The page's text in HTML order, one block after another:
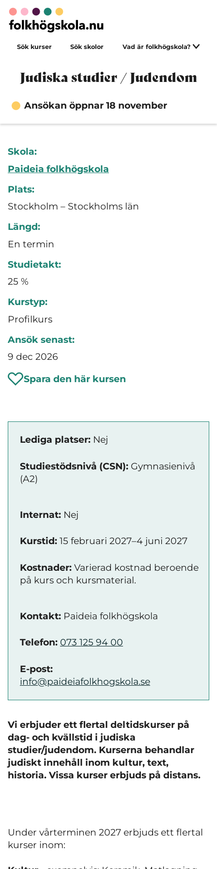
Sök kurser Sök skolor Vad är folkhögskola?
Judiska studier / Judendom
Ansökan öppnar 18 november
Skola:
Paideia folkhögskola
Plats:
Stockholm – Stockholms län
Längd:
En termin
Studietakt:
25 %
Kurstyp:
Profilkurs
Ansök senast:
9 dec 2026
Spara den här kursen
Lediga platser: Nej
Studiestödsnivå (CSN): Gymnasienivå
(A2)
Internat: Nej
Kurstid: 15 februari 2027–4 juni 2027
Kostnader: Varierad kostnad beroende
på kurs och kursmaterial.
Kontakt: Paideia folkhögskola
Telefon: 073 125 94 00
E-post:
info@paideiafolkhogskola.se
Vi erbjuder ett flertal deltidskurser på
dag- och kvällstid i judiska
studier/judendom. Kurserna behandlar
judiskt innehåll inom kultur, text,
historia. Vissa kurser erbjuds på distans.
Under vårterminen 2027 erbjuds ett flertal
kurser inom: